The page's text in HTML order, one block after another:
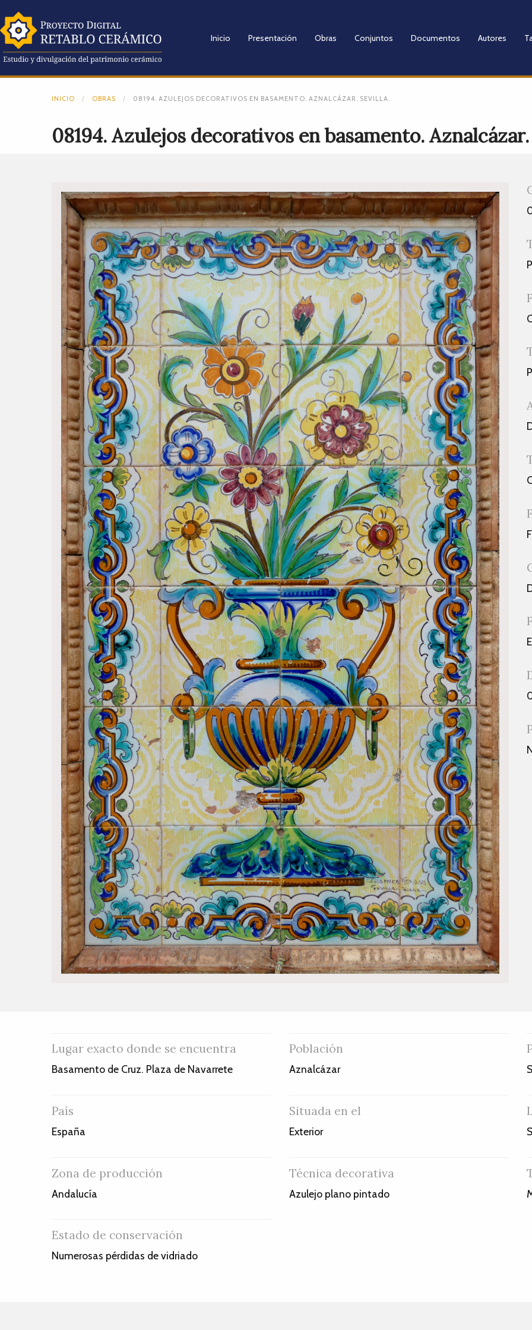
Inicio Presentación Obras Conjuntos Documentos Autores
INICIO OBRAS 08194. AZULEJOS DECORATIVOS EN BASAMENTO. AZNALCÁZAR. SEVILLA.
08194. Azulejos decorativos en basamento.
Lugar exacto donde se encuentra
Basamento de Cruz. Plaza de Navarrete
Población
Aznalcázar
País
España
Situada en el
Exterior
Zona de producción
Andalucía
Técnica decorativa
Azulejo plano pintado
Estado de conservación
Numerosas pérdidas de vidriado